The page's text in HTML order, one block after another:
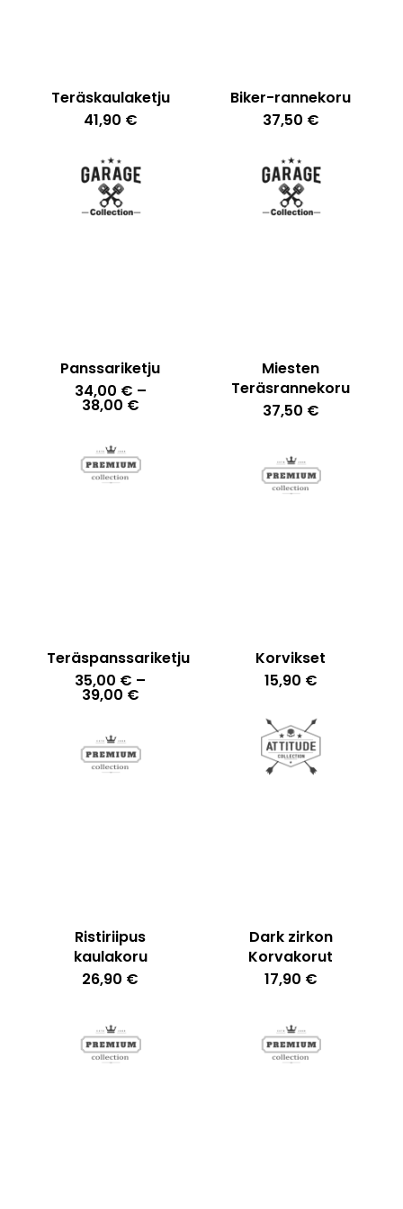
Teräskaulaketju
41,90 €
Biker-rannekoru
37,50 €
Panssariketju
34,00 € –
38,00 €Hintaluokka:
Miesten
Teräsrannekoru
37,50 €
Teräspanssariketju
35,00 € –
39,00 €Hintaluokka:
Korvikset
15,90 €
Ristiriipus
kaulakoru
26,90 €
Dark zirkon
Korvakorut
17,90 €